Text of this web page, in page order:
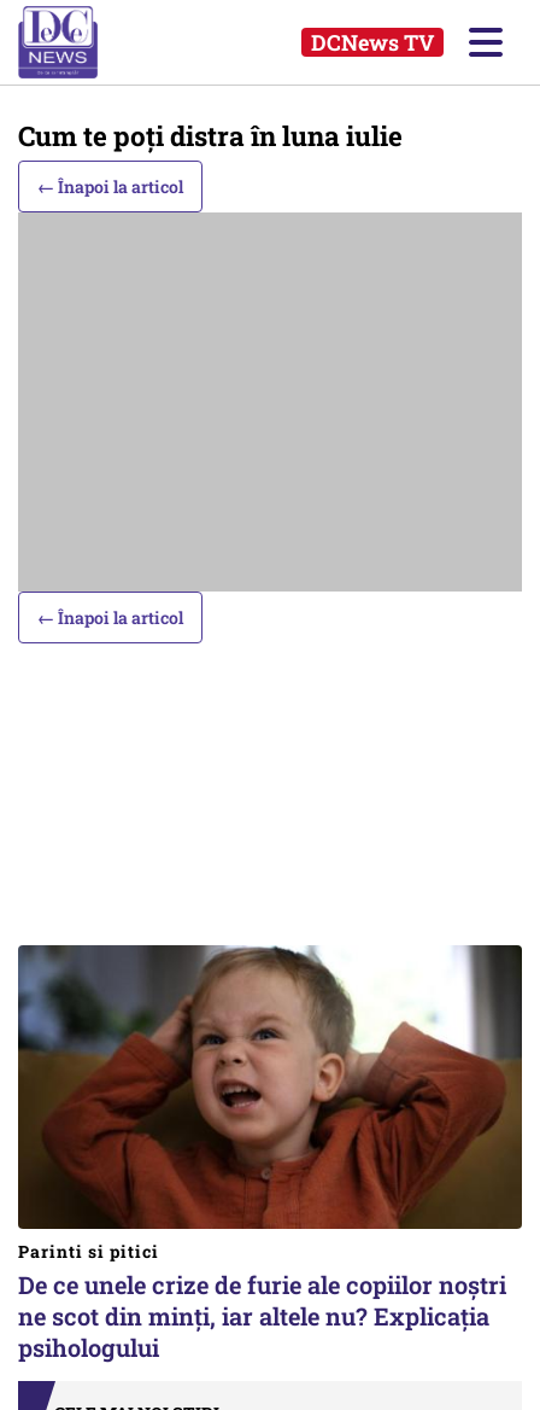
DCNews TV
Cum te poți distra în luna iulie
← Înapoi la articol
← Înapoi la articol
Parinti si pitici
De ce unele crize de furie ale copiilor noștri
ne scot din minți, iar altele nu? Explicația
psihologului